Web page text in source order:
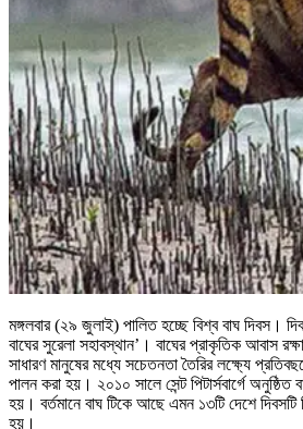
মঙ্গলবার (২৯ জুলাই) পালিত হচ্ছে বিশ্ব বাঘ দিবস।
বাঘের সুরেলা সহাবস্থান’। বাঘের প্রাকৃতিক আবাস
সাধারণ মানুষের মধ্যে সচেতনতা তৈরির লক্ষ্যে
পালন করা হয়। ২০১০ সালে সেন্ট পিটার্সবার্গে
হয়। বর্তমানে বাঘ টিকে আছে এমন ১৩টি দেশে
হয়।